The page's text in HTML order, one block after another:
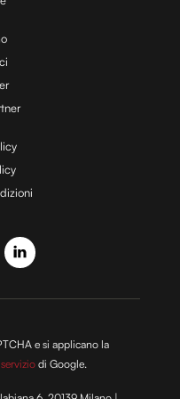
e si applicano la
di Google.